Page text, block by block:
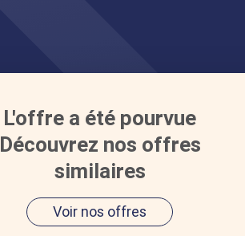
L'offre a été pourvue
Découvrez nos offres
similaires
Voir nos offres